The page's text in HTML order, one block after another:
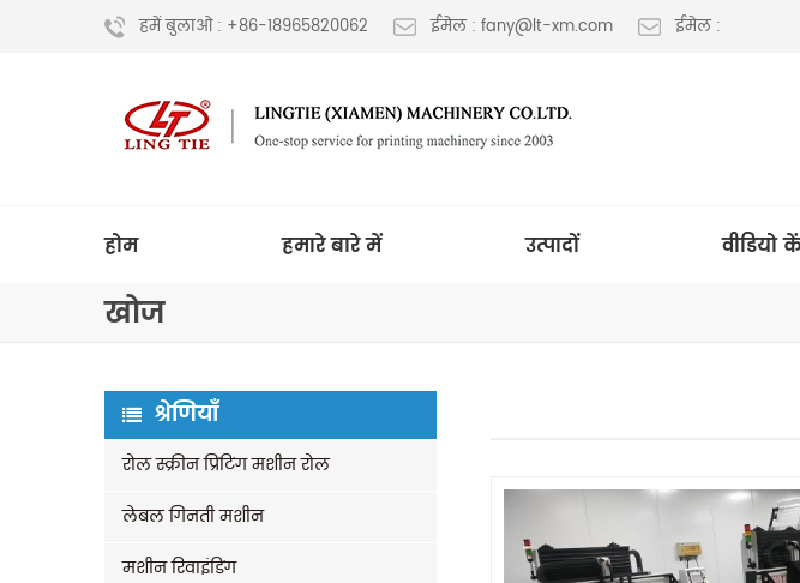
हमें बुलाओ : +86-18965820062 ईमेल : fany@lt-xm.com ईमेल :
होम हमारे बारे में उत्पादों वीडियो
खोज
श्रेणियाँ
रोल स्क्रीन प्रिंटिंग मशीन रोल
लेबल गिनती मशीन
मशीन रिवाइंडिंग